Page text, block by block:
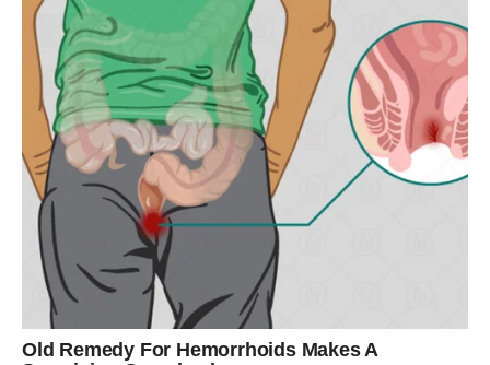
ŠKORPIJA
Pred vama je veliki finansijski preokret ili poslovna prilika.
Sve ono što je dugo bilo blokirano sada konačno dolazi
na svoje mjesto.
Sudbina vam otvara vrata uspjeha
Pred vama su veoma važne i snažne promjene.